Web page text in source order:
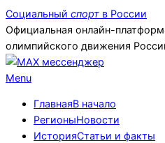
Skip
to
content
Социальный спорт в России
Официальная онлайн-
олимпийского движения
Primary
Menu
Menu
ГлавнаяВ начало
РегионыНовости
ИсторияСтатьи и факты